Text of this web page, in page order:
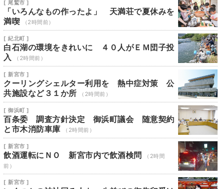
[ 尾鷲市 ]
「いろんなもの作ったよ」 天満荘で夏休みを
満喫
（2時間前）
[ 紀北町 ]
白石湖の環境をきれいに ４０人がＥＭ団子投
入
（2時間前）
[ 新宮市 ]
クーリングシェルター利用を 熱中症対策 公
共施設など３１か所
（2時間前）
[ 御浜町 ]
百条委 調査方針決定 御浜町議会 随意契約
と市木消防車庫
（2時間前）
[ 新宮市 ]
飲酒運転にＮＯ 新宮市内で飲酒検問
（2時間
前）
[ 新宮市 ]